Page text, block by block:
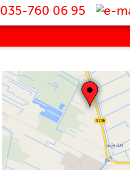
035-760 06 95